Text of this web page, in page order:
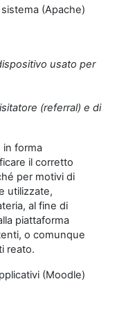
(Apache)
usato per
(referral) e di
in forma
il corretto
per motivi di
utilizzate,
al fine di
piattaforma
o comunque
reato.
(Moodle)